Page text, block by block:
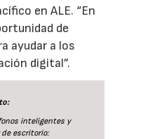
en ALE. “En
de
ayudar a los
digital”.
inteligentes y
escritorio: